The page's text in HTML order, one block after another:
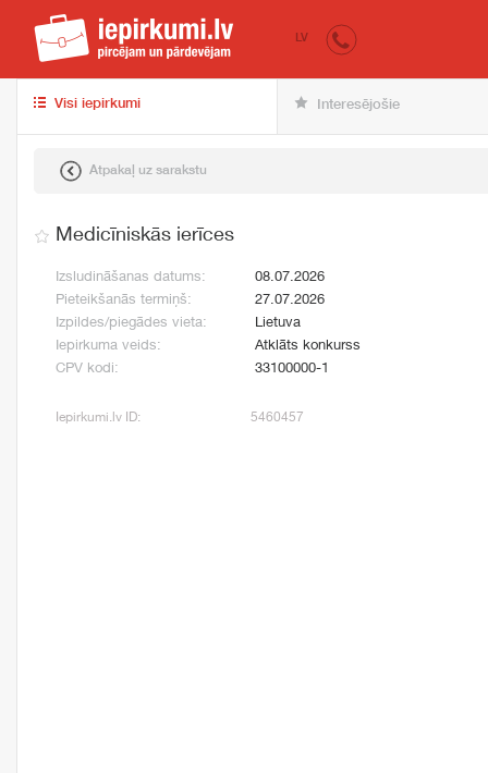
iepirkumi.lv
LV
Visi iepirkumi Interesējošie
Atpakaļ uz sarakstu
Medicīniskās ierīces
Izsludināšanas datums:
08.07.2026
Pieteikšanās termiņš:
27.07.2026
Izpildes/piegādes vieta:
Lietuva
Iepirkuma veids:
Atklāts konkurss
CPV kodi:
33100000-1
Iepirkumi.lv ID: 5460457